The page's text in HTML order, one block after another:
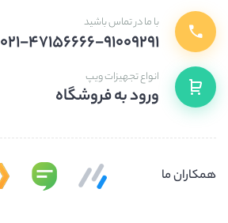
با ما در تماس باشید
۰۲۱-۴۷۱۵۶۶۶۶-۹۱۰۰۹۲۹۱
انواع تجهیزات ویپ
ورود به فروشگاه
همکاران ما